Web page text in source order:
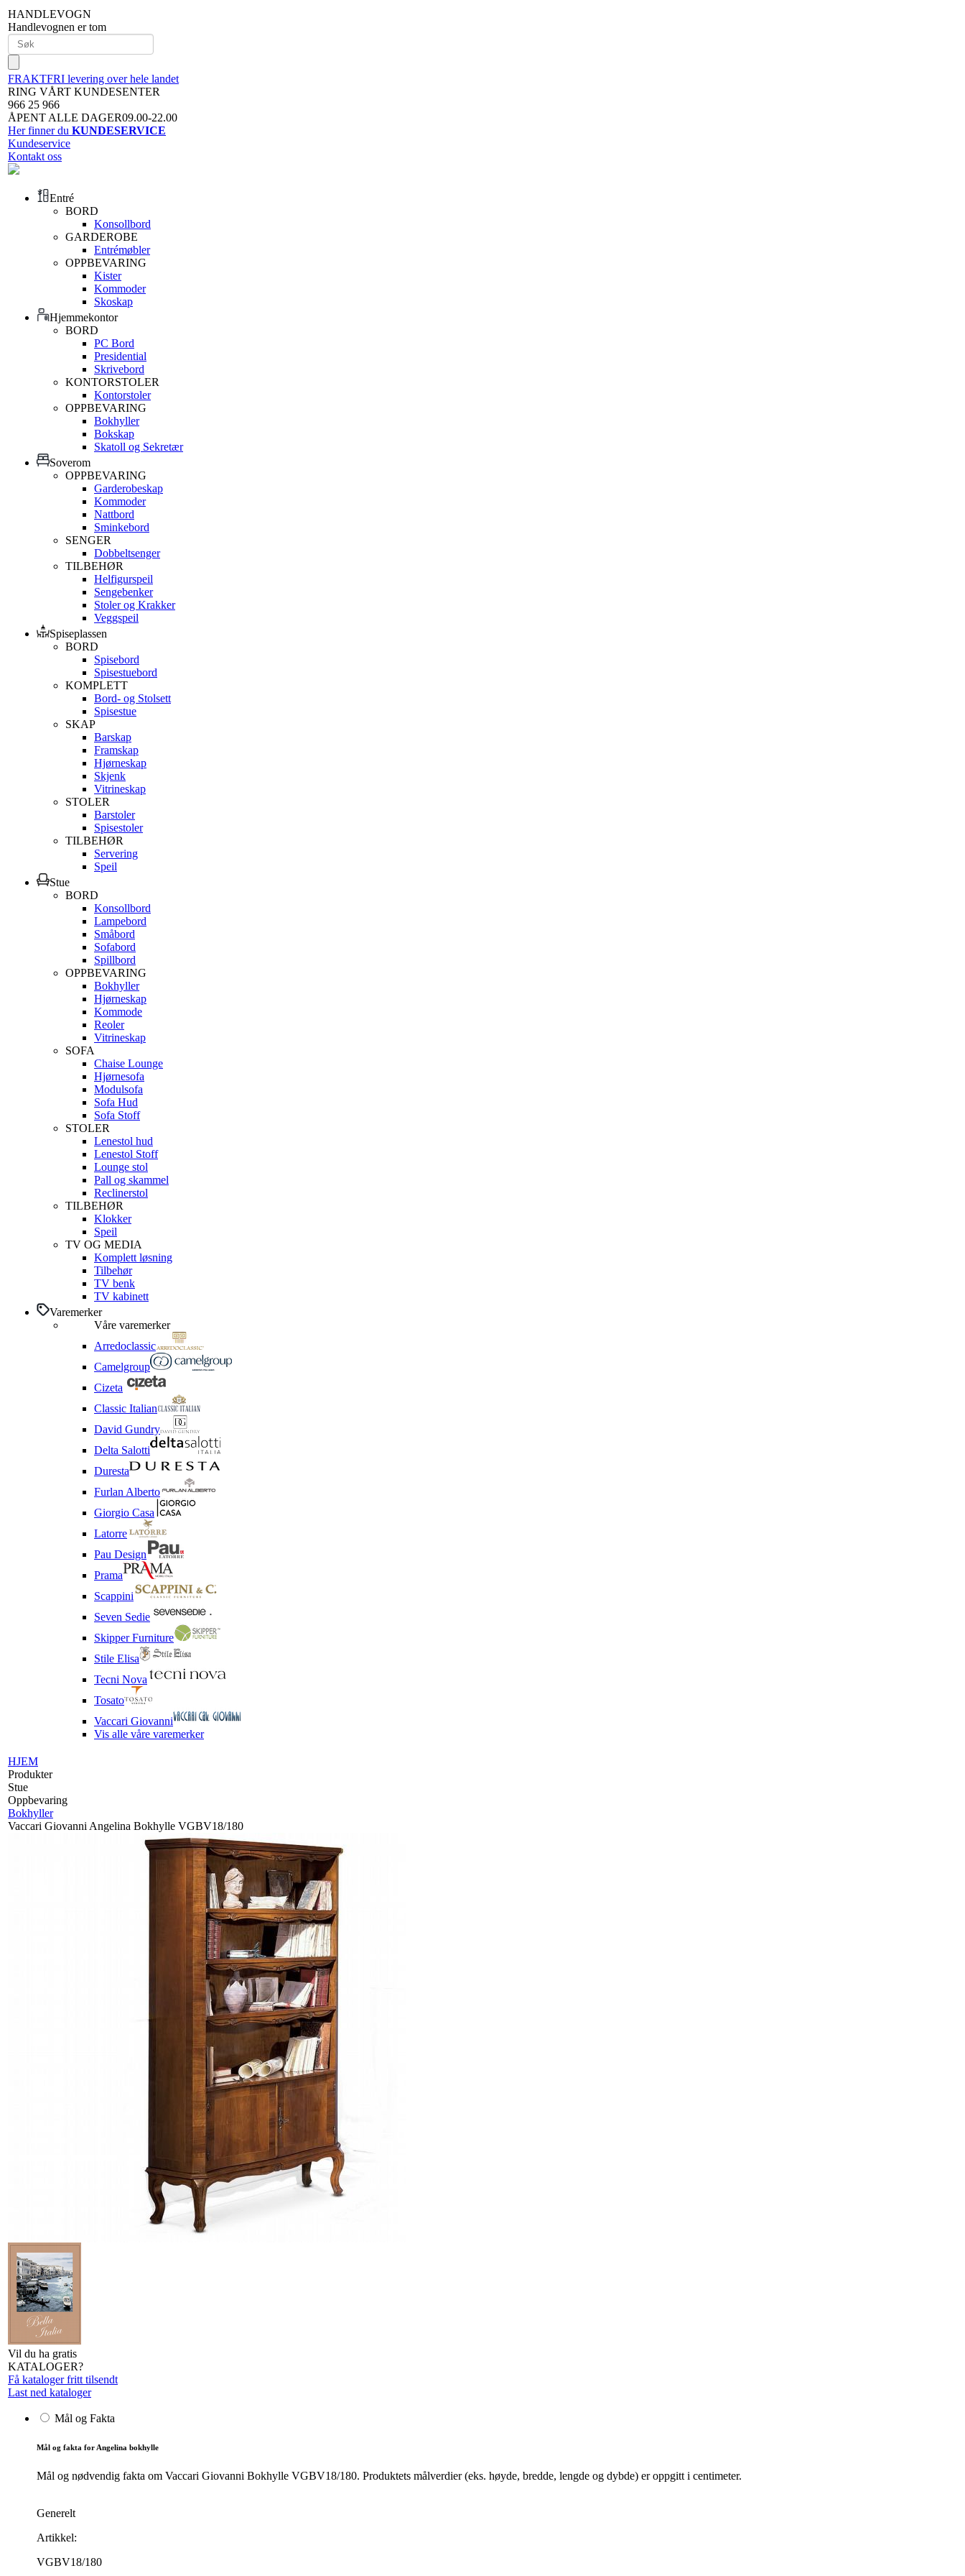
HANDLEVOGN
Handlevognen er tom
FRAKTFRI levering over hele landet
RING VÅRT KUNDESENTER
966 25 966
ÅPENT ALLE DAGER09.00-22.00
Her finner du KUNDESERVICE
Kundeservice
Kontakt oss
Entré
BORD
Konsollbord
GARDEROBE
Entrémøbler
OPPBEVARING
Kister
Kommoder
Skoskap
Hjemmekontor
BORD
PC Bord
Presidential
Skrivebord
KONTORSTOLER
Kontorstoler
OPPBEVARING
Bokhyller
Bokskap
Skatoll og Sekretær
Soverom
OPPBEVARING
Garderobeskap
Kommoder
Nattbord
Sminkebord
SENGER
Dobbeltsenger
TILBEHØR
Helfigurspeil
Sengebenker
Stoler og Krakker
Veggspeil
Spiseplassen
BORD
Spisebord
Spisestuebord
KOMPLETT
Bord- og Stolsett
Spisestue
SKAP
Barskap
Framskap
Hjørneskap
Skjenk
Vitrineskap
STOLER
Barstoler
Spisestoler
TILBEHØR
Servering
Speil
Stue
BORD
Konsollbord
Lampebord
Småbord
Sofabord
Spillbord
OPPBEVARING
Bokhyller
Hjørneskap
Kommode
Reoler
Vitrineskap
SOFA
Chaise Lounge
Hjørnesofa
Modulsofa
Sofa Hud
Sofa Stoff
STOLER
Lenestol hud
Lenestol Stoff
Lounge stol
Pall og skammel
Reclinerstol
TILBEHØR
Klokker
Speil
TV OG MEDIA
Komplett løsning
Tilbehør
TV benk
TV kabinett
Varemerker
Våre varemerker
Arredoclassic
Camelgroup
Cizeta
Classic Italian
David Gundry
Delta Salotti
Duresta
Furlan Alberto
Giorgio Casa
Latorre
Pau Design
Prama
Scappini
Seven Sedie
Skipper Furniture
Stile Elisa
Tecni Nova
Tosato
Vaccari Giovanni
Vis alle våre varemerker
HJEM
Produkter
Stue
Oppbevaring
Bokhyller
Vaccari Giovanni Angelina Bokhylle VGBV18/180
Vil du ha gratis
KATALOGER?
Få kataloger fritt tilsendt
Last ned kataloger
Mål og Fakta
Mål og fakta for Angelina bokhylle
Mål og nødvendig fakta om Vaccari Giovanni Bokhylle VGBV18/180. Produktets målverdier (eks. høyde, bredde, lengde og dybde) er oppgitt i centimeter.
Generelt
Artikkel:
VGBV18/180